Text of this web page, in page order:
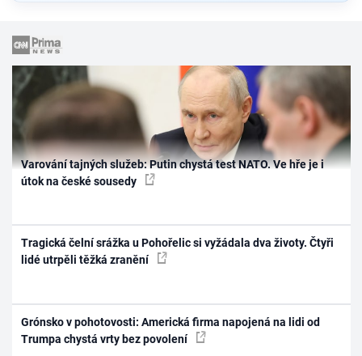
Varování tajných služeb: Putin chystá test NATO. Ve hře je i
útok na české sousedy
Tragická čelní srážka u Pohořelic si vyžádala dva životy. Čtyři
lidé utrpěli těžká zranění
Grónsko v pohotovosti: Americká firma napojená na lidi od
Trumpa chystá vrty bez povolení